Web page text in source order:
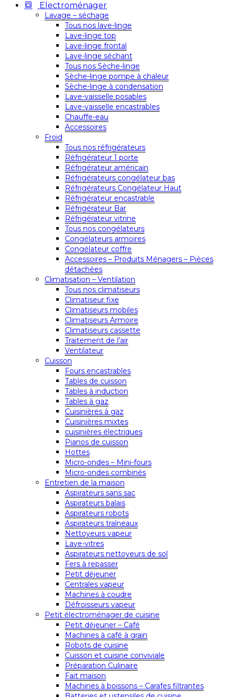
Electroménager
Lavage – séchage
Tous nos lave-linge
Lave-linge top
Lave-linge frontal
Lave-linge séchant
Tous nos Sèche-linge
Sèche-linge pompe à chaleur
Sèche-linge à condensation
Lave-vaisselle posables
Lave-vaisselle encastrables
Chauffe-eau
Accessoires
Froid
Tous nos réfrigérateurs
Réfrigérateur 1 porte
Réfrigérateur américain
Réfrigérateurs congélateur bas
Réfrigérateurs Congélateur Haut
Réfrigérateur encastrable
Réfrigérateur Bar
Réfrigérateur vitrine
Tous nos congélateurs
Congélateurs armoires
Congélateur coffre
Accessoires – Produits Ménagers – Pièces
détachées
Climatisation – Ventilation
Tous nos climatiseurs
Climatiseur fixe
Climatiseurs mobiles
Climatiseurs Armoire
Climatiseurs cassette
Traitement de l’air
Ventilateur
Cuisson
Fours encastrables
Tables de cuisson
Tables à induction
Tables à gaz
Cuisinières à gaz
Cuisinières mixtes
cuisinières électriques
Pianos de cuisson
Hottes
Micro-ondes – Mini-fours
Micro-ondes combinés
Entretien de la maison
Aspirateurs sans sac
Aspirateurs balais
Aspirateurs robots
Aspirateurs traîneaux
Nettoyeurs vapeur
Lave-vitres
Aspirateurs nettoyeurs de sol
Fers à repasser
Petit déjeuner
Centrales vapeur
Machines à coudre
Défroisseurs vapeur
Petit électroménager de cuisine
Petit déjeuner – Café
Machines à café à grain
Robots de cuisine
Cuisson et cuisine conviviale
Préparation Culinaire
Fait maison
Machines à boissons – Carafes filtrantes